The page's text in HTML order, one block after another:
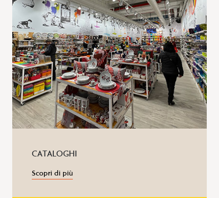
CATALOGHI
Scopri di più